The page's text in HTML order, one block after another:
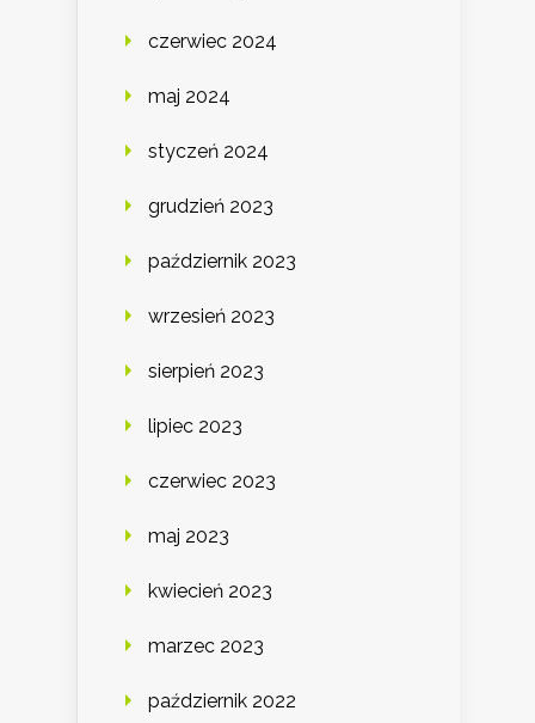
czerwiec 2024
maj 2024
styczeń 2024
grudzień 2023
październik 2023
wrzesień 2023
sierpień 2023
lipiec 2023
czerwiec 2023
maj 2023
kwiecień 2023
marzec 2023
październik 2022